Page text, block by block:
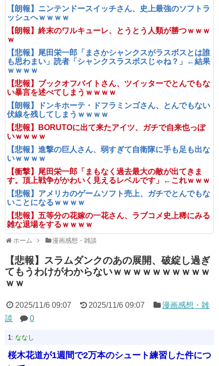
【朗報】ニンテンドースイッチさん、史上最強のソフトラ
ッシュへｗｗｗｗ
【朗報】終末のワルキューレ、とうとう人類が勝つｗｗｗ
ｗ
【悲報】尾田栄一郎「まさかシャンクスがラスボスとは誰
も思わまい」読者「シャンクスラスボスじゃね？」←結果
ｗｗｗｗ
【悲報】ブックオフバイトさん、ツイッターでとんでもな
い暴言を述べてしまうｗｗｗｗ
【朗報】ドンキホーテ・ドフラミンゴさん、とんでもない
伏線を残してしまうｗｗｗｗ
【悲報】BORUTOに出て来たアイツ、ガチで自来也っぽ
いｗｗｗｗ
【悲報】進撃の巨人さん、弱すぎて自衛隊に手も足も出な
いｗｗｗｗ
【衝撃】尾田栄一郎「まもなく過去最大の敵が出てきま
す。頂上戦争がかわいく見えるレベルです」←これｗｗｗ
【悲報】アメリカのゲームソフト売上、ガチでとんでもな
いことになるｗｗｗｗ
【悲報】五等分の花嫁の一花さん、ラブコメ史上稀にみる
雑な退場をするｗｗｗｗ
ホーム 漫画感想・雑談
【悲報】スラムダンクのあの展開、破綻し過ぎ
てもうわけがわからないｗｗｗｗｗｗｗｗｗｗ
ｗｗ
2025/11/6 09:07 2025/11/6 09:07
漫画感想・雑
談
0
1: ななし
桜木花道が1週間で2万本のシュート練習した件につ